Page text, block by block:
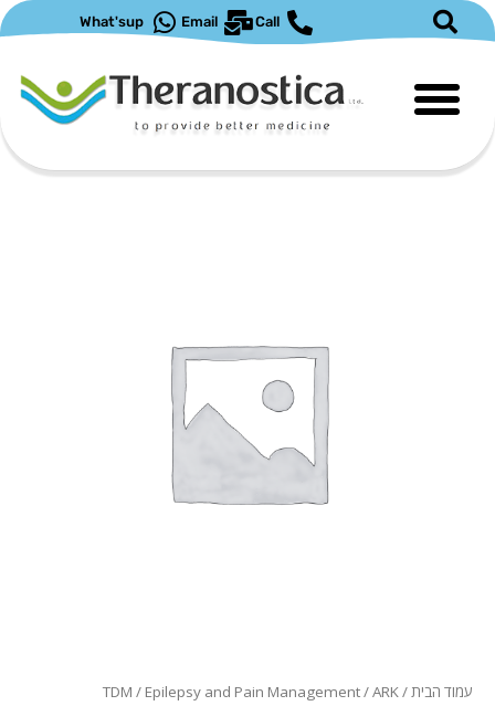
Call
Email
What'sup
עמוד הבית/
TDM / Epilepsy and Pain Management/ARK